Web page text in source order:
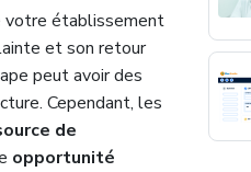
votre établissement
et son retour
peut avoir des
Cependant, les
de
opportunité